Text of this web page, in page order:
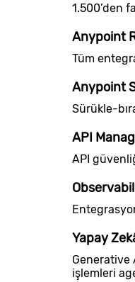
1.500’den
Anypoint
Tüm
Anypoint
Sürükle-
API
API
Yapay
Generative
işlemleri